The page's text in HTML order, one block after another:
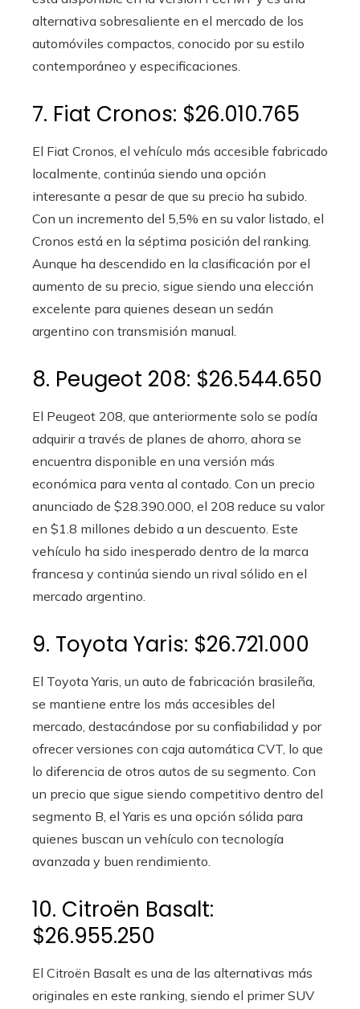
alternativa sobresaliente en el mercado de los
automóviles compactos, conocido por su estilo
contemporáneo y especificaciones.
7. Fiat Cronos: $26.010.765
El Fiat Cronos, el vehículo más accesible fabricado
localmente, continúa siendo una opción
interesante a pesar de que su precio ha subido.
Con un incremento del 5,5% en su valor listado, el
Cronos está en la séptima posición del ranking.
Aunque ha descendido en la clasificación por el
aumento de su precio, sigue siendo una elección
excelente para quienes desean un sedán
argentino con transmisión manual.
8. Peugeot 208: $26.544.650
El Peugeot 208, que anteriormente solo se podía
adquirir a través de planes de ahorro, ahora se
encuentra disponible en una versión más
económica para venta al contado. Con un precio
anunciado de $28.390.000, el 208 reduce su valor
en $1.8 millones debido a un descuento. Este
vehículo ha sido inesperado dentro de la marca
francesa y continúa siendo un rival sólido en el
mercado argentino.
9. Toyota Yaris: $26.721.000
El Toyota Yaris, un auto de fabricación brasileña,
se mantiene entre los más accesibles del
mercado, destacándose por su confiabilidad y por
ofrecer versiones con caja automática CVT, lo que
lo diferencia de otros autos de su segmento. Con
un precio que sigue siendo competitivo dentro del
segmento B, el Yaris es una opción sólida para
quienes buscan un vehículo con tecnología
avanzada y buen rendimiento.
10. Citroën Basalt:
$26.955.250
El Citroën Basalt es una de las alternativas más
originales en este ranking, siendo el primer SUV